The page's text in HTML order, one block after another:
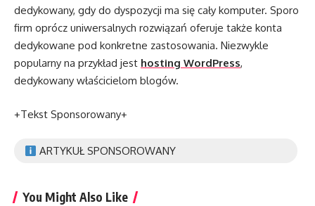
dedykowany, gdy do dyspozycji ma się cały komputer. Sporo
firm oprócz uniwersalnych rozwiązań oferuje także konta
dedykowane pod konkretne zastosowania. Niezwykle
popularny na przykład jest hosting WordPress,
dedykowany właścicielom blogów.
+Tekst Sponsorowany+
ARTYKUŁ SPONSOROWANY
You Might Also Like